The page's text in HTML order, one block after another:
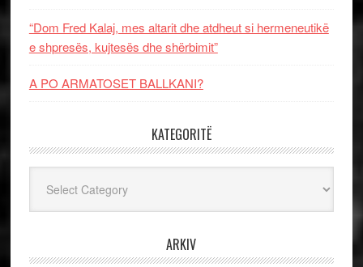
“Dom Fred Kalaj, mes altarit dhe atdheut si hermeneutikë
e shpresës, kujtesës dhe shërbimit”
A PO ARMATOSET BALLKANI?
KATEGORITË
ARKIV